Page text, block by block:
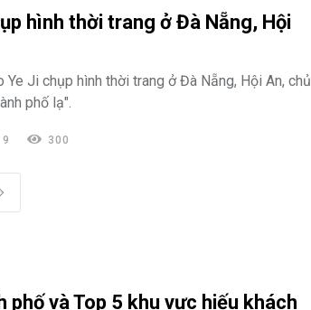
hình thời trang ở Đà Nẵng, Hội
Ye Ji chụp hình thời trang ở Đà Nẵng, Hội An, chủ
phố lạ".
300
phố và Top 5 khu vực hiếu khách